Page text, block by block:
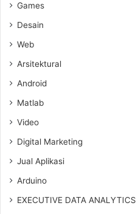
Games
Desain
Web
Arsitektural
Android
Matlab
Video
Digital Marketing
Jual Aplikasi
Arduino
EXECUTIVE DATA ANALYTICS